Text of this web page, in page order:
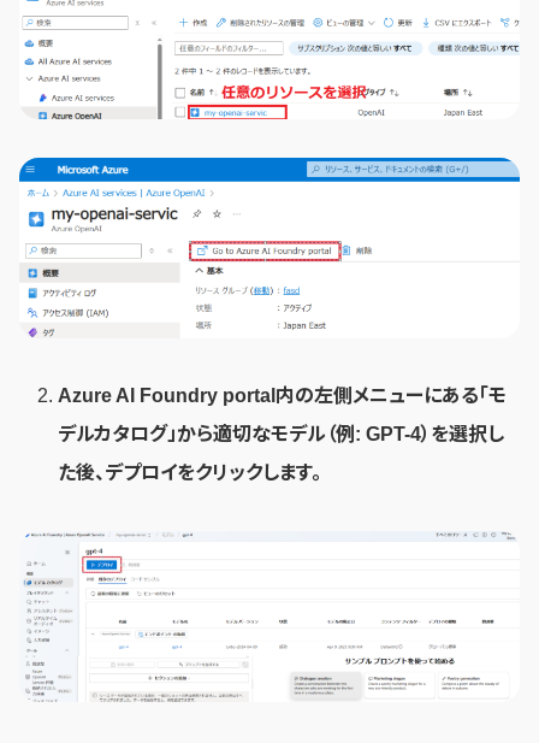
Azure AI Foundry portal内の左側メニューにある「モ
デルカタログ」から適切なモデル（例: GPT-4）を選択し
た後、デプロイをクリックします。